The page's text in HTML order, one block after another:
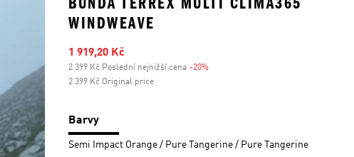
WINDWEAVE
Zlevněná cena
1 919,20 Kč
2 399 Kč Poslední nejnižší cena -20%
2 399 Kč Original price
Barvy
Semi Impact Orange / Pure Tangerine / Pure Tangerine